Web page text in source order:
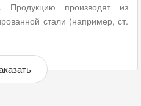
Продукцию производят из
стали (например, ст.